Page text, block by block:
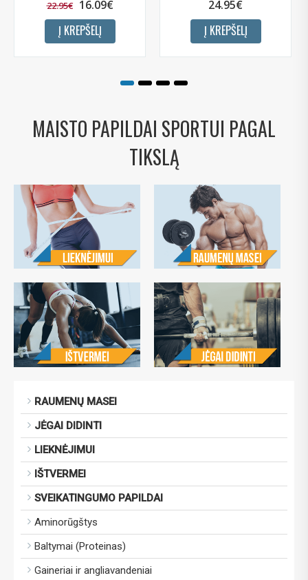
22.95€ 16.09€
Į KREPŠELĮ
24.95€
Į KREPŠELĮ
MAISTO PAPILDAI SPORTUI PAGAL
TIKSLĄ
RAUMENŲ MASEI
JĖGAI DIDINTI
LIEKNĖJIMUI
IŠTVERMEI
SVEIKATINGUMO PAPILDAI
Aminorūgštys
Baltymai (Proteinas)
Gaineriai ir angliavandeniai